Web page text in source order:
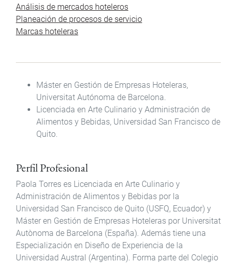
Análisis de mercados hoteleros
Planeación de procesos de servicio
Marcas hoteleras
Máster en Gestión de Empresas Hoteleras,
Universitat Autónoma de Barcelona.
Licenciada en Arte Culinario y Administración de
Alimentos y Bebidas, Universidad San Francisco de
Quito.
Perfil Profesional
Paola Torres es Licenciada en Arte Culinario y
Administración de Alimentos y Bebidas por la
Universidad San Francisco de Quito (USFQ, Ecuador) y
Máster en Gestión de Empresas Hoteleras por Universitat
Autònoma de Barcelona (España). Además tiene una
Especialización en Diseño de Experiencia de la
Universidad Austral (Argentina). Forma parte del Colegio